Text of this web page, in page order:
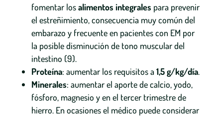
fomentar losalimentos integrales para prevenir
el estreñimiento, consecuencia muy común del
embarazo y frecuente en pacientes con EM por
la posible disminución de tono muscular del
intestino (9).
Proteína: aumentar los requisitos a 1,5 g/kg/día.
Minerales: aumentar el aporte de calcio, yodo,
fósforo, magnesio y en el tercer trimestre de
hierro. En ocasiones el médico puede considerar